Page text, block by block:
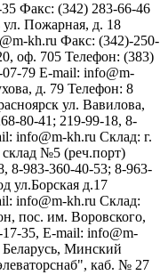
Факс: (342) 283-66-46
Пожарная, д. 18
kh.ru Факс: (342)-250-
оф. 705 Телефон: (383)
79 E-mail: info@m-
д. 79 Телефон: 8
ул. Вавилова,
80-41; 219-99-18, 8-
info@m-kh.ru Склад: г.
№5 (реч.порт)
8-983-360-40-53; 8-963-
ул.Борская д.17
info@m-kh.ru Склад:
пос. им. Воровского,
35, E-mail: info@m-
Минский
каб. № 27